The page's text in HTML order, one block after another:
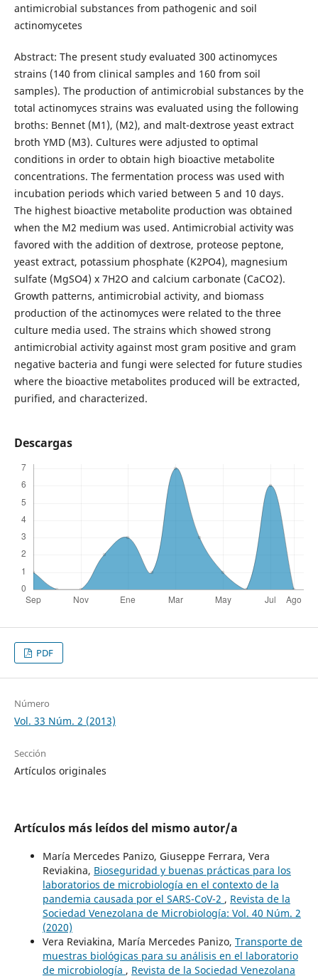
antimicrobial substances from pathogenic and soil
actinomycetes
Abstract: The present study evaluated 300 actinomyces
strains (140 from clinical samples and 160 from soil
samples). The production of antimicrobial substances by the
total actinomyces strains was evaluated using the following
broths: Bennet (M1), (M2), and malt-dextrose yeast extract
broth YMD (M3). Cultures were adjusted to optimal
conditions in order to obtain high bioactive metabolite
concentrations. The fermentation process was used with
incubation periods which varied between 5 and 10 days.
The highest bioactive metabolite production was obtained
when the M2 medium was used. Antimicrobial activity was
favored with the addition of dextrose, proteose peptone,
yeast extract, potassium phosphate (K2PO4), magnesium
sulfate (MgSO4) x 7H2O and calcium carbonate (CaCO2).
Growth patterns, antimicrobial activity, and biomass
production of the actinomyces were related to the three
culture media used. The strains which showed strong
antimicrobial activity against most gram positive and gram
negative bacteria and fungi were selected for future studies
where the bioactive metabolites produced will be extracted,
purified, and characterized.
Descargas
PDF
Número
Vol. 33 Núm. 2 (2013)
Sección
Artículos originales
Artículos más leídos del mismo autor/a
María Mercedes Panizo, Giuseppe Ferrara, Vera
Reviakina, Bioseguridad y buenas prácticas para los
laboratorios de microbiología en el contexto de la
pandemia causada por el SARS-CoV-2 , Revista de la
Sociedad Venezolana de Microbiología: Vol. 40 Núm. 2
(2020)
Vera Reviakina, María Mercedes Panizo, Transporte de
muestras biológicas para su análisis en el laboratorio
de microbiología , Revista de la Sociedad Venezolana